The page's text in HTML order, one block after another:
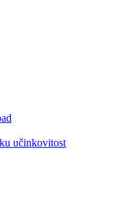
učinkovitost